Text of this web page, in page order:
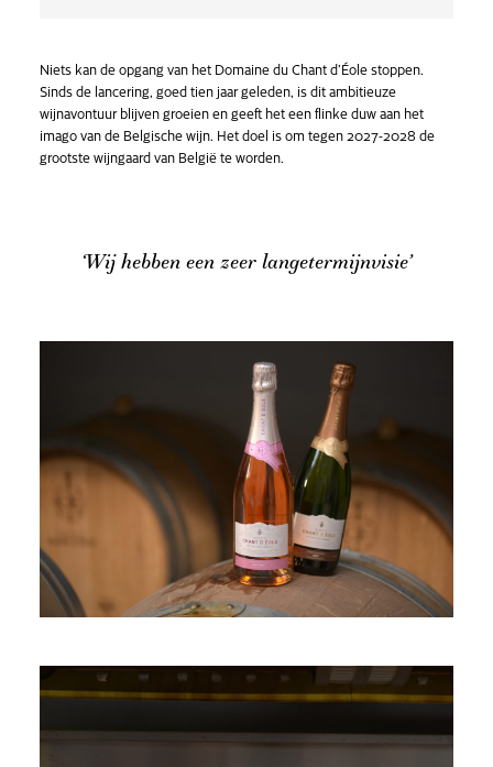
Niets kan de opgang van het Domaine du Chant d’Éole stoppen.
Sinds de lancering, goed tien jaar geleden, is dit ambitieuze
wijnavontuur blijven groeien en geeft het een flinke duw aan het
imago van de Belgische wijn. Het doel is om tegen 2027-2028 de
grootste wijngaard van België te worden.
‘Wij hebben een zeer langetermijnvisie’